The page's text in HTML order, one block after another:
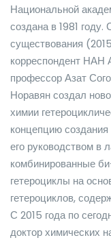
Национальной
создана в 1981
существования
корреспондент НАН
профессор Азат
Норавян создал
химии
концепцию
его руководством в
комбинированные
гетероциклы на
гетероциклов,
С 2015 года по
доктор химических